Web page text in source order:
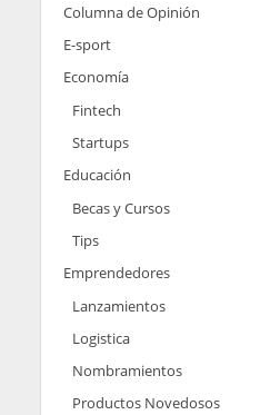
Columna de Opinión
E-sport
Economía
Fintech
Startups
Educación
Becas y Cursos
Tips
Emprendedores
Lanzamientos
Logistica
Nombramientos
Productos Novedosos